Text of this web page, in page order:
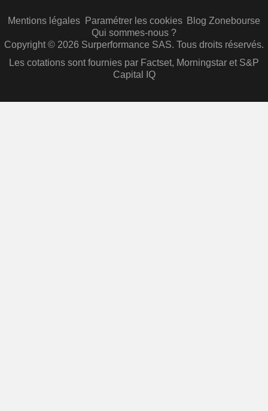
Mentions légales Paramétrer les cookies Blog Zonebourse
Qui sommes-nous ?
Copyright © 2026 Surperformance SAS. Tous droits réservés.
Les cotations sont fournies par Factset, Morningstar et S&P
Capital IQ